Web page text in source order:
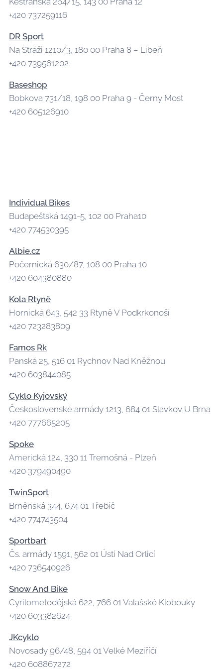
+420 737259116
DR Sport
Na Stráži 1210/3, 180 00 Praha 8 – Libeň
+420 739561202
Baseshop
Bobkova 731/18, 198 00 Praha 9 - Černy Most
+420 605126910
Individual Bikes
Budapeštská 1491-5, 102 00 Praha10
+420 774530395
Albie.cz
Počernická 630/87, 108 00 Praha 10
+420 604380880
Kola Rtyně
Hornická 643, 542 33 Rtyně V Podkrkonoší
+420 723283809
Famos Rk
Panská 25, 516 01 Rychnov Nad Kněžnou
+420 603844085
Cyklo Kyjovský
Československé armády 1213, 684 01 Slavkov U Brna
+420 777665205
Spoke
Americká 124, 330 11 Tremošná - Plzeň
+420 379490490
TwinSport
Brněnská 344, 674 01 Třebíč
+420 774743504
Sportbart
Čs. armády 1591, 562 01 Ústí Nad Orlicí
+420 736540926
Snow And Bike
Cyrilometodějská 622, 766 01 Valašské Klobouky
+420 603382624
JKcyklo
Novosady 96/48, 594 01 Velké Meziříčí
+420 608867272